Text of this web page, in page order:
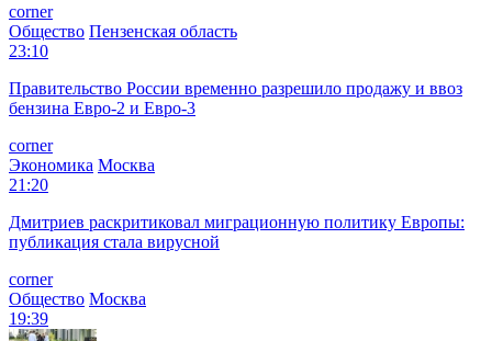
corner
Общество Пензенская область
23:10
Правительство России временно разрешило продажу и ввоз
бензина Евро-2 и Евро-3
corner
Экономика Москва
21:20
Дмитриев раскритиковал миграционную политику Европы:
публикация стала вирусной
corner
Общество Москва
19:39